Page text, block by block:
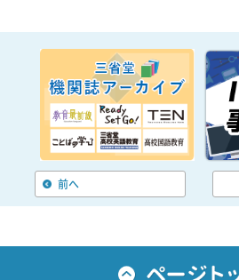
前へ